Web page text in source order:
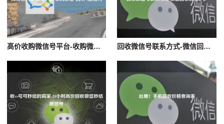
高价收购微信号平台-收购微信号的人违法吗 回收微信号联系方式-微信回收价格多少